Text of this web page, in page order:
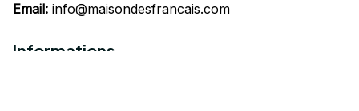
Email: info@maisondesfrancais.com
Informations